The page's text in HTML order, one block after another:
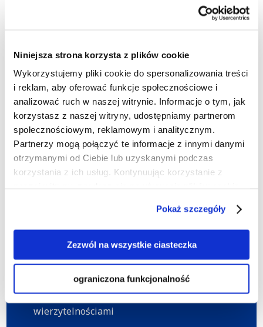
Niniejsza strona korzysta z plików cookie
Wykorzystujemy pliki cookie do spersonalizowania treści
i reklam, aby oferować funkcje społecznościowe i
analizować ruch w naszej witrynie. Informacje o tym, jak
korzystasz z naszej witryny, udostępniamy partnerom
społecznościowym, reklamowym i analitycznym.
Partnerzy mogą połączyć te informacje z innymi danymi
otrzymanymi od Ciebie lub uzyskanymi podczas
korzystania z ich usług. Kontynuując korzystanie z
Pokaż szczegóły
Zezwól na wszystkie ciasteczka
ograniczona funkcjonalność
Jaki okres przedawnienia obowiązuje w moim
Nasi specjaliści ds. windykacji międzynarodowej i
przydzielony do Twojej sprawy doradca mogą Ci pomóc i
wyjaśnić wszystko, co musisz wiedzieć, aby skutecznie
odzyskać dług w Tajlandii.
Rozpocznij windykację należności w
Tajlandii już dziś!
Pomożemy Ci w następujących sytuacjach:
Niedostarczone towary lub usługi, za które
Nieuregulowany najem lokali gospodarczych
Doradztwo w zakresie poprawy zarządzania
wierzytelnościami